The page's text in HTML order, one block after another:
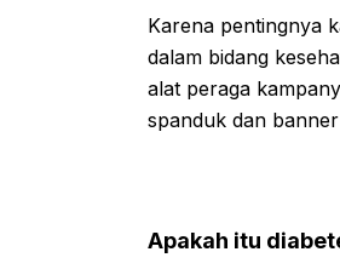
Karena pentingnya
dalam bidang
alat peraga
spanduk dan
Apakah itu